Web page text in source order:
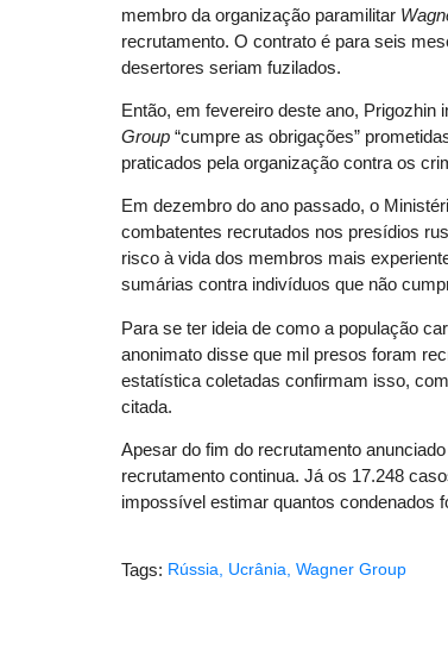
membro da organização paramilitar
recrutamento. O contrato é para seis
desertores seriam fuzilados.
Então, em fevereiro deste ano, Prigozhin
Group “cumpre as obrigações”
praticados pela organização contra os
Em dezembro do ano passado, o
combatentes recrutados nos presídios
risco à vida dos membros mais
sumárias contra indivíduos que não
Para se ter ideia de como a população
anonimato disse que mil presos foram
estatística coletadas confirmam isso,
citada.
Apesar do fim do recrutamento
recrutamento continua. Já os 17.248
impossível estimar quantos condenados
Tags: Rússia Ucrânia Wagner Group